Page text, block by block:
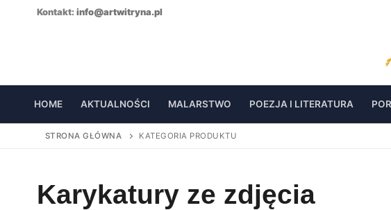
Kontakt: info@artwitryna.pl
HOME AKTUALNOŚCI MALARSTWO POEZJA I LITERATURA
STRONA GŁÓWNA KATEGORIA PRODUKTU
Karykatury ze zdjęcia